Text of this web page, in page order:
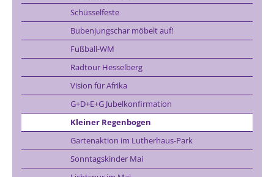
Schüsselfeste
Bubenjungschar möbelt auf!
Fußball-WM
Radtour Hesselberg
Vision für Afrika
G+D+E+G Jubelkonfirmation
Kleiner Regenbogen
Gartenaktion im Lutherhaus-Park
Sonntagskinder Mai